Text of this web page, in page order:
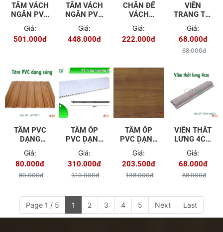
TẤM VÁCH
NGĂN PVC
Giá:
501.000đ
TẤM VÁCH
NGĂN PVC
Giá:
448.000đ
CHÂN ĐẾ
VÁCH
Giá:
222.000đ
VIỀN
TRANG TRÍ
TGW -
6801
Giá:
68.000đ
68.000đ
TẤM PVC
DẠNG
SÓNG W -
7901
Giá:
80.000đ
80.000đ
TẤM ỐP
PVC DẠNG
PHẲNG
600MM
MÀU TGW -
8601
Giá:
310.000đ
310.000đ
TẤM ỐP
PVC DẠNG
PHẲNG
400MM
MÀU TGW -
804
Giá:
203.500đ
138.000đ
VIỀN THẮT
LƯNG 4CM
TGW -
6802
Giá:
68.000đ
68.000đ
Page 1 / 5 1 2 3 4 5 Next Last